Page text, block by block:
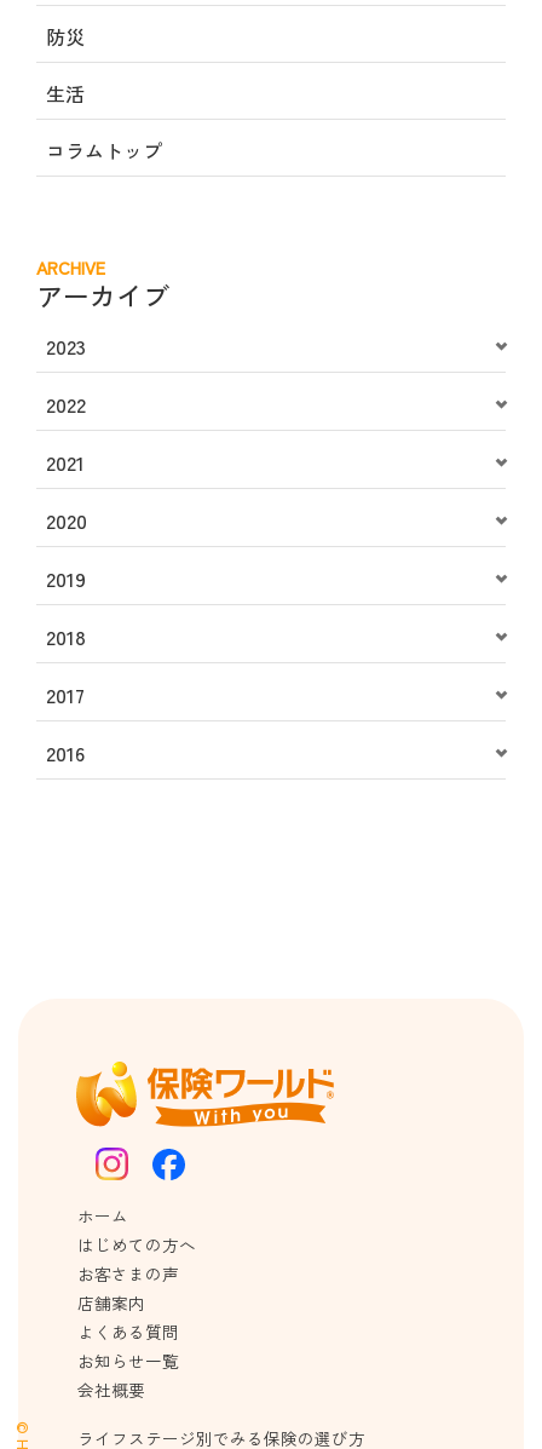
防災
生活
コラムトップ
ARCHIVE
アーカイブ
2023
2022
2021
2020
2019
2018
2017
2016
ホーム
はじめての方へ
お客さまの声
店舗案内
よくある質問
お知らせ一覧
会社概要
ライフステージ別でみる保険の選び方